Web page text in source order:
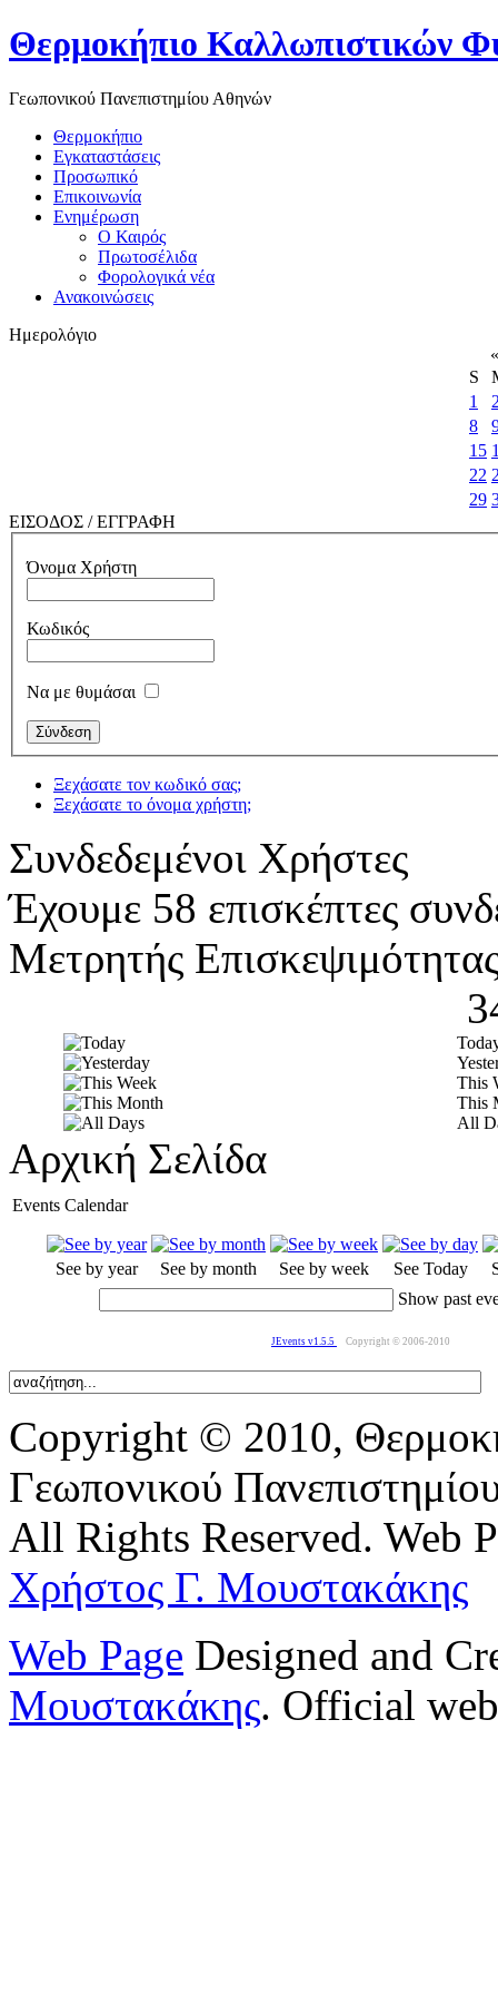
Θερμοκήπιο Καλλωπιστικών
Γεωπονικού Πανεπιστημίου Αθηνών
Θερμοκήπιο
Εγκαταστάσεις
Προσωπικό
Επικοινωνία
Ενημέρωση
Ο Καιρός
Πρωτοσέλιδα
Φορολογικά νέα
Ανακοινώσεις
Ημερολόγιο
«
S
1
8
15
22
29
ΕΙΣΟΔΟΣ / ΕΓΓΡΑΦΗ
Όνομα Χρήστη
Κωδικός
Να με θυμάσαι
Ξεχάσατε τον κωδικό σας;
Ξεχάσατε το όνομα χρήστη;
Συνδεδεμένοι Χρήστες
Έχουμε 58 επισκέπτες
Μετρητής
This
This
All
Αρχική Σελίδα
Events Calendar
See by year See by month See by week See Today
Show past
JEvents v1.5.5 Copyright © 2006-2010
Copyright © 2010,
Γεωπονικού
All Rights Reserved. Web
Χρήστος Γ. Μουστακάκης
Web Page Designed and
Μουστακάκης. Official